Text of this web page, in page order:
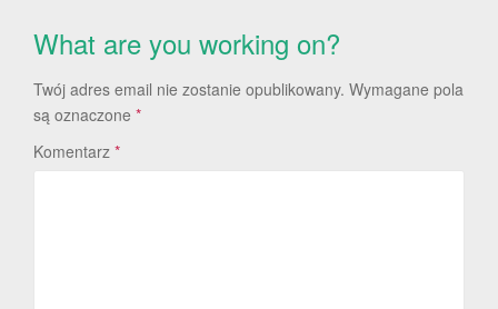
What are you working on?
Twój adres email nie zostanie opublikowany. Wymagane pola
są oznaczone *
Komentarz *